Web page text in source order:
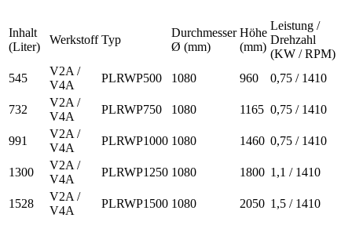
Inhalt
(Liter)
Werkstoff Typ
Durchmesser
Ø (mm)
Höhe
(mm)
Leistung /
Drehzahl
(KW / RPM)
545
V2A /
V4A
PLRWP500 1080 960 0,75 / 1410
732
V2A /
V4A
PLRWP750 1080 1165 0,75 / 1410
991
V2A /
V4A
PLRWP1000 1080 1460 0,75 / 1410
1300
V2A /
V4A
PLRWP1250 1080 1800 1,1 / 1410
1528
V2A /
V4A
PLRWP1500 1080 2050 1,5 / 1410